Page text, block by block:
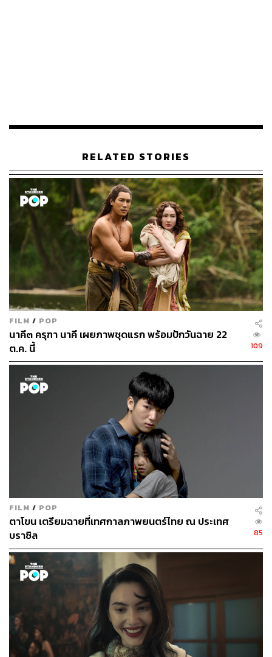
การันตีความเข้มข้นโดยสองทีมงานเบื้องหลังมากฝีมือที่จะ
มาปรุงแต่งเรื่องราวในครั้งนี้ นำโดย โดม-สิทธิศิริ มงคลศิริ
(2562) มานั่งแท่นผู้กำกับ และ คงเดช
จาตุรันต์รัศมี ผู้กำกับและมือเขียนบทจาก
(2565) มารับหน้าที่เขียนบท
เสริมทัพด้วยทีมนักแสดงมากฝีมือที่จะมาร่วมประชันบทบาท
ประกอบด้วย ออกแบบ-ชุติมณฑน์ จึงเจริญสุขยิ่ง จาก
เกมส์โกง(2560), ปีเตอร์-นพชัย ชัยนาม จากHomestay
(2561) และ กรรณ สวัสดิวัตน์ ณ อยุธยา จาก
เดอะเฟค(2560)
RELATED STORIES
FILM / POP
นาคี๓ ครุฑา นาคี เผยภาพชุดแรก พร้อมปักวันฉาย 22
ต.ค. นี้
109
FILM / POP
ตาโขน เตรียมฉายที่เทศกาลภาพยนตร์ไทย ณ ประเทศ
บราซิล
85